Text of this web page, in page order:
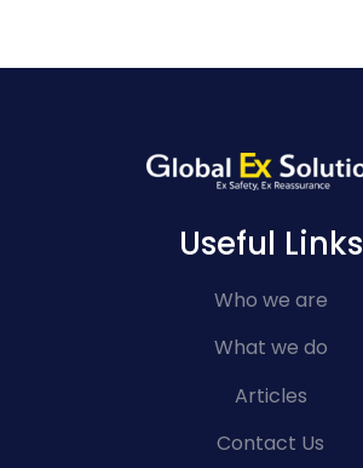
Useful Links
Who we are
What we do
Articles
Contact Us